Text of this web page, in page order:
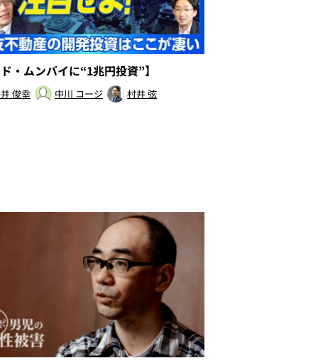
ド・ムンバイに“1兆円投資”】
俊幸 中川 コージ 村井 弦